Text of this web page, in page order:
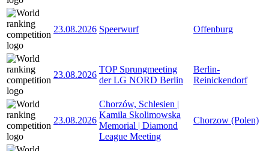
23.08.2026 Speerwurf Offenburg
23.08.2026
TOP Sprungmeeting
der LG NORD Berlin
Berlin-
Reinickendorf
23.08.2026
Chorzów, Schlesien |
Kamila Skolimowska
Memorial | Diamond
League Meeting
Chorzow (Polen)